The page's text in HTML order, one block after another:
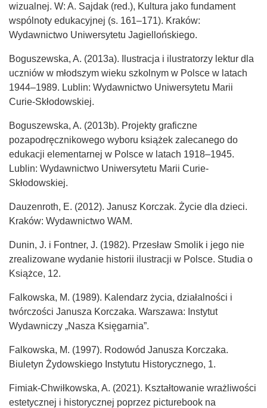
wizualnej. W: A. Sajdak (red.), Kultura jako fundament
wspólnoty edukacyjnej (s. 161–171). Kraków:
Wydawnictwo Uniwersytetu Jagiellońskiego.
Boguszewska, A. (2013a). Ilustracja i ilustratorzy lektur dla
uczniów w młodszym wieku szkolnym w Polsce w latach
1944–1989. Lublin: Wydawnictwo Uniwersytetu Marii
Curie-Skłodowskiej.
Boguszewska, A. (2013b). Projekty graficzne
pozapodręcznikowego wyboru książek zalecanego do
edukacji elementarnej w Polsce w latach 1918–1945.
Lublin: Wydawnictwo Uniwersytetu Marii Curie-
Skłodowskiej.
Dauzenroth, E. (2012). Janusz Korczak. Życie dla dzieci.
Kraków: Wydawnictwo WAM.
Dunin, J. i Fontner, J. (1982). Przesław Smolik i jego nie
zrealizowane wydanie historii ilustracji w Polsce. Studia o
Książce, 12.
Falkowska, M. (1989). Kalendarz życia, działalności i
twórczości Janusza Korczaka. Warszawa: Instytut
Wydawniczy „Nasza Księgarnia”.
Falkowska, M. (1997). Rodowód Janusza Korczaka.
Biuletyn Żydowskiego Instytutu Historycznego, 1.
Fimiak-Chwiłkowska, A. (2021). Kształtowanie wrażliwości
estetycznej i historycznej poprzez picturebook na